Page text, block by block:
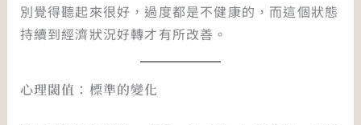
別覺得聽起來很好，過度都是不健康的，而這個狀態
持續到經濟狀況好轉才有所改善。
心理閾值：標準的變化